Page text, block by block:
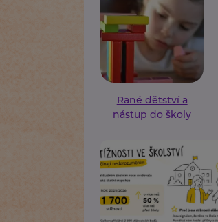
Rané dětství a
nástup do školy